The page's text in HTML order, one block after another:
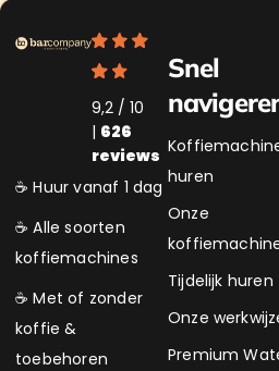
9,2 / 10
| 626
reviews
☕ Huur vanaf 1 dag
☕ Alle soorten
koffiemachines
☕ Met of zonder
koffie &
toebehoren
Snel
huren
Onze
Tijdelijk huren
Onze
Premium